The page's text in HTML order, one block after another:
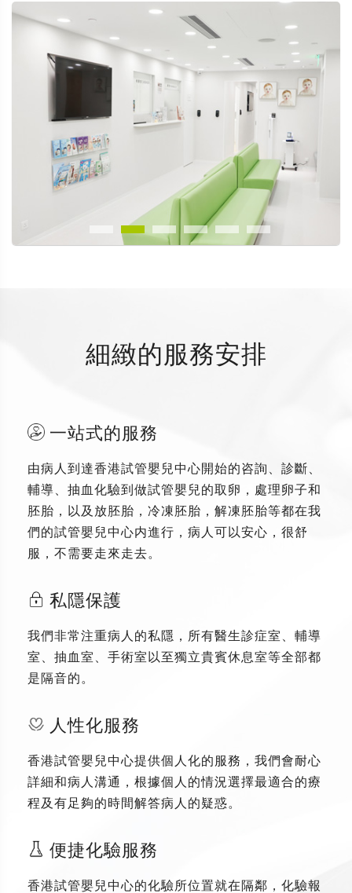
細緻的服務安排
一站式的服務
由病人到達香港試管嬰兒中心開始的咨詢、診斷、
輔導、抽血化驗到做試管嬰兒的取卵，處理卵子和
胚胎，以及放胚胎，冷凍胚胎，解凍胚胎等都在我
們的試管嬰兒中心内進行，病人可以安心，很舒
服，不需要走來走去。
私隱保護
我們非常注重病人的私隱，所有醫生診症室、輔導
室、抽血室、手術室以至獨立貴賓休息室等全部都
是隔音的。
人性化服務
香港試管嬰兒中心提供個人化的服務，我們會耐心
詳細和病人溝通，根據個人的情況選擇最適合的療
程及有足夠的時間解答病人的疑惑。
便捷化驗服務
香港試管嬰兒中心的化驗所位置就在隔鄰，化驗報